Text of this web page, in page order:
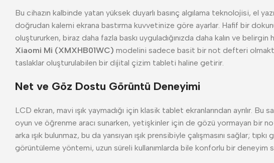
Bu cihazın kalbinde yatan yüksek duyarlı basınç algılama teknolojisi, el
doğrudan kalemi ekrana bastırma kuvvetinize göre ayarlar. Hafif bir
oluştururken, biraz daha fazla baskı uyguladığınızda daha kalın ve
Xiaomi Mi (XMXHB01WC) modelini sadece basit bir not defteri
taslaklar oluşturulabilen bir dijital çizim tableti haline getirir.
Net ve Göz Dostu Görüntü Deneyimi
LCD ekran, mavi ışık yaymadığı için klasik tablet ekranlarından ayrılır.
oyun ve öğrenme aracı sunarken, yetişkinler için de gözü yormayan bir not
arka ışık bulunmaz, bu da yansıyan ışık prensibiyle çalışmasını sağlar;
görüntüleme yöntemi, uzun süreli kullanımlarda bile konforlu bir deneyim